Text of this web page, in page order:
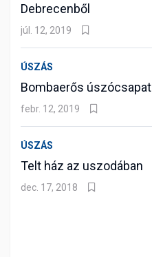
Debrecenből
júl. 12, 2019
ÚSZÁS
Bombaerős úszócsapat
febr. 12, 2019
ÚSZÁS
Telt ház az uszodában
dec. 17, 2018